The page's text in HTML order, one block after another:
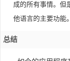
成的所有事情。但
他语言的主要功能。
总结